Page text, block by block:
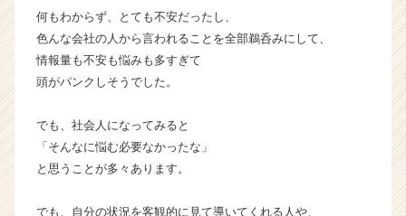
就
活
サ
ト
ア
キ
ャ
ア
何もわからず、とても不安だったし、
色んな会社の人から言われることを全部鵜呑みにして、
情報量も不安も悩みも多すぎて
頭がパンクしそうでした。
でも、社会人になってみると
「そんなに悩む必要なかったな」
と思うことが多々あります。
でも、自分の状況を客観的に見て導いてくれる人や、